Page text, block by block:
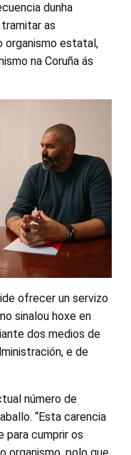
dunha
as
organismo estatal,
na Coruña ás
ofrecer un servizo
sinalou hoxe en
dos medios de
e de
número de
“Esta carencia
para cumprir os